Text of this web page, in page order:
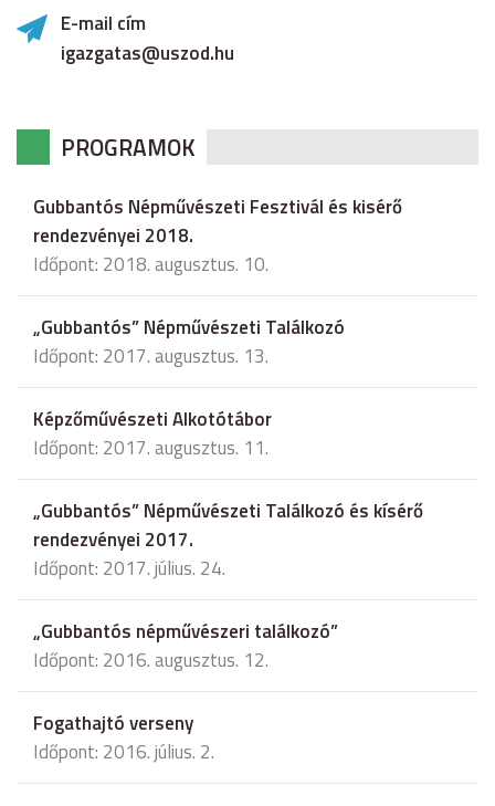
E-mail cím
igazgatas@uszod.hu
PROGRAMOK
Gubbantós Népművészeti Fesztivál és kisérő
rendezvényei 2018.
Időpont: 2018. augusztus. 10.
„Gubbantós” Népművészeti Találkozó
Időpont: 2017. augusztus. 13.
Képzőművészeti Alkotótábor
Időpont: 2017. augusztus. 11.
„Gubbantós” Népművészeti Találkozó és kísérő
rendezvényei 2017.
Időpont: 2017. július. 24.
„Gubbantós népművészeri találkozó”
Időpont: 2016. augusztus. 12.
Fogathajtó verseny
Időpont: 2016. július. 2.